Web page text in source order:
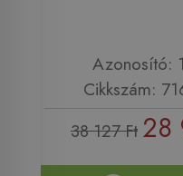
Azonosító:
Cikkszám:
38 127 Ft 28